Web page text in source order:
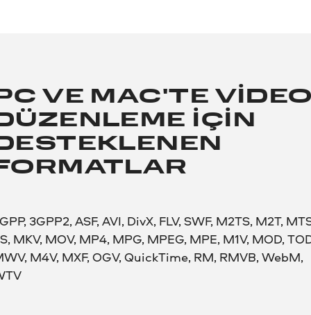
VE MAC'TE
IÇIN
3GPP2, ASF, AVI, DivX, FLV, SWF, M2TS, M2T,
MKV, MOV, MP4, MPG, MPEG, MPE, M1V, MOD,
M4V, MXF, OGV, QuickTime, RM, RMVB, WebM,